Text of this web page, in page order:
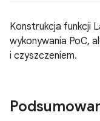
Konstrukcja funkcji
wykonywania PoC,
i czyszczeniem.